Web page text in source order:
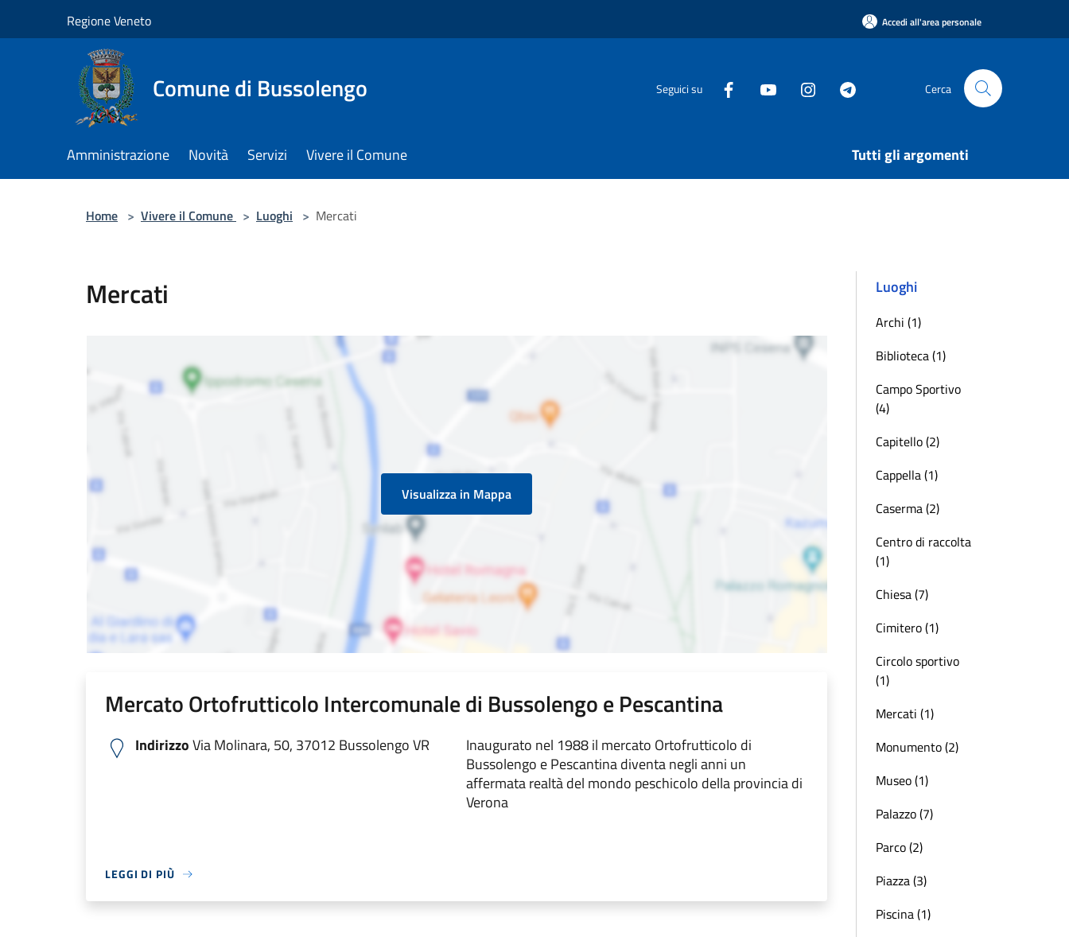
Regione Veneto Accedi all'area personale
Comune di Bussolengo Seguici su Cerca
Amministrazione Novità Servizi Vivere il Comune Tutti gli argomenti
Home > Vivere il Comune > Luoghi > Mercati
Mercati
Visualizza in Mappa
Mercato Ortofrutticolo Intercomunale di Bussolengo e Pescantina
IndirizzoVia Molinara, 50, 37012 Bussolengo VR
Inaugurato nel 1988 il mercato Ortofrutticolo di
Bussolengo e Pescantina diventa negli anni un
affermata realtà del mondo peschicolo della provincia di
Verona
LEGGI DI PIÙ
Luoghi
Archi (1)
Biblioteca (1)
Campo Sportivo
(4)
Capitello (2)
Cappella (1)
Caserma (2)
Centro di raccolta
(1)
Chiesa (7)
Cimitero (1)
Circolo sportivo
(1)
Mercati (1)
Monumento (2)
Museo (1)
Palazzo (7)
Parco (2)
Piazza (3)
Piscina (1)